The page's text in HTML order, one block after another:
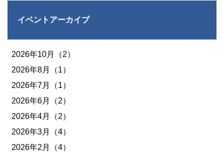
イベントアーカイブ
2026年10月（2）
2026年8月（1）
2026年7月（1）
2026年6月（2）
2026年4月（2）
2026年3月（4）
2026年2月（4）